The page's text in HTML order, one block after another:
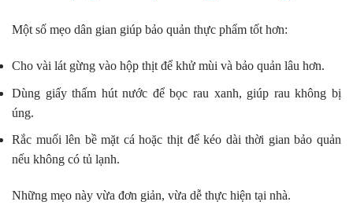
Một số mẹo dân gian giúp bảo quản thực phẩm tốt hơn:
Cho vài lát gừng vào hộp thịt để khử mùi và bảo quản lâu hơn.
Dùng giấy thấm hút nước để bọc rau xanh, giúp rau không bị
úng.
Rắc muối lên bề mặt cá hoặc thịt để kéo dài thời gian bảo quản
nếu không có tủ lạnh.
Những mẹo này vừa đơn giản, vừa dễ thực hiện tại nhà.